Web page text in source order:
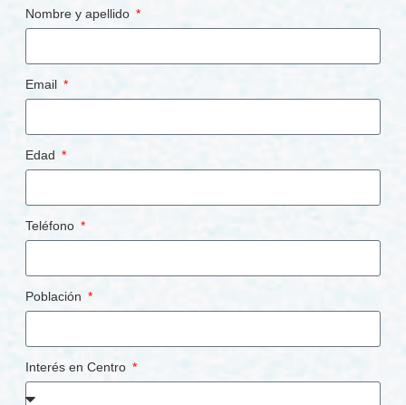
Nombre y apellido
Email
Edad
Teléfono
Población
Interés en Centro